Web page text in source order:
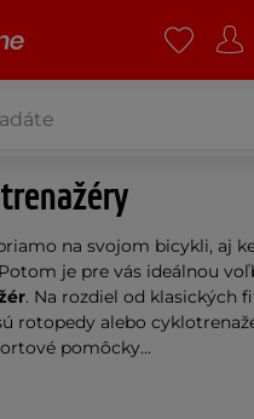
na svojom bicykli, aj
rotopedy alebo
pomôcky...